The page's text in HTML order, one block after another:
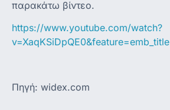
παρακάτω βίντεο.
https://www.youtube.com/watch?
v=XaqKSiDpQE0&feature=emb_title
Πηγή: widex.com